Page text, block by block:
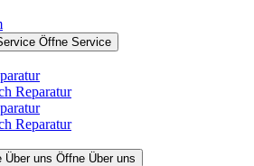
Öffne Service
Reparatur
Reparatur
Über uns Öffne Über uns